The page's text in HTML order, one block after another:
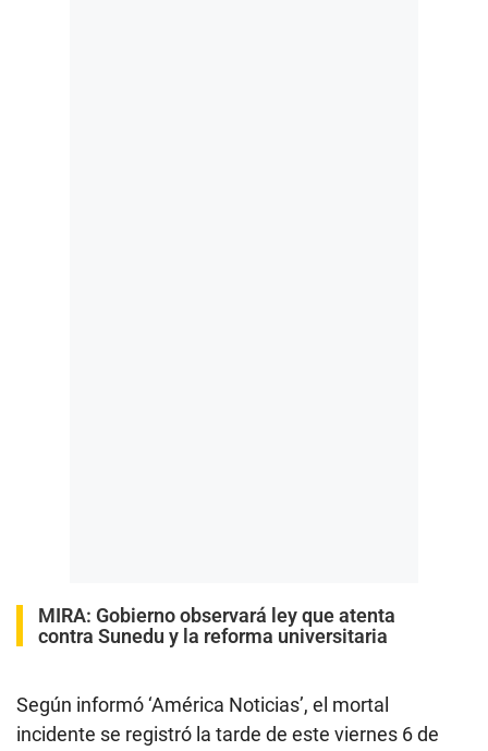
MIRA: Gobierno observará ley que atenta
contra Sunedu y la reforma universitaria
Según informó ‘América Noticias’, el mortal
incidente se registró la tarde de este viernes 6 de